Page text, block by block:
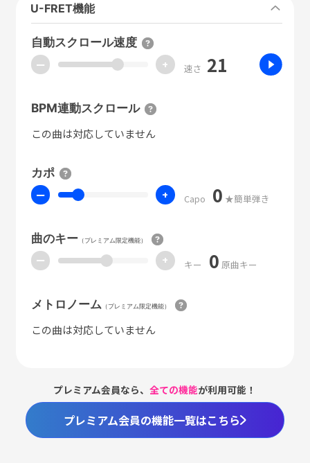
U-FRET機能
自動スクロール速度
ー + 速さ 21
BPM連動スクロール
この曲は対応していません
カポ
ー + Capo 0 ★簡単弾き
曲のキー（プレミアム限定機能）
ー + キー 0 原曲キー
メトロノーム （プレミアム限定機能）
この曲は対応していません
プレミアム会員なら、全ての機能が利用可能！
プレミアム会員の機能一覧はこちら